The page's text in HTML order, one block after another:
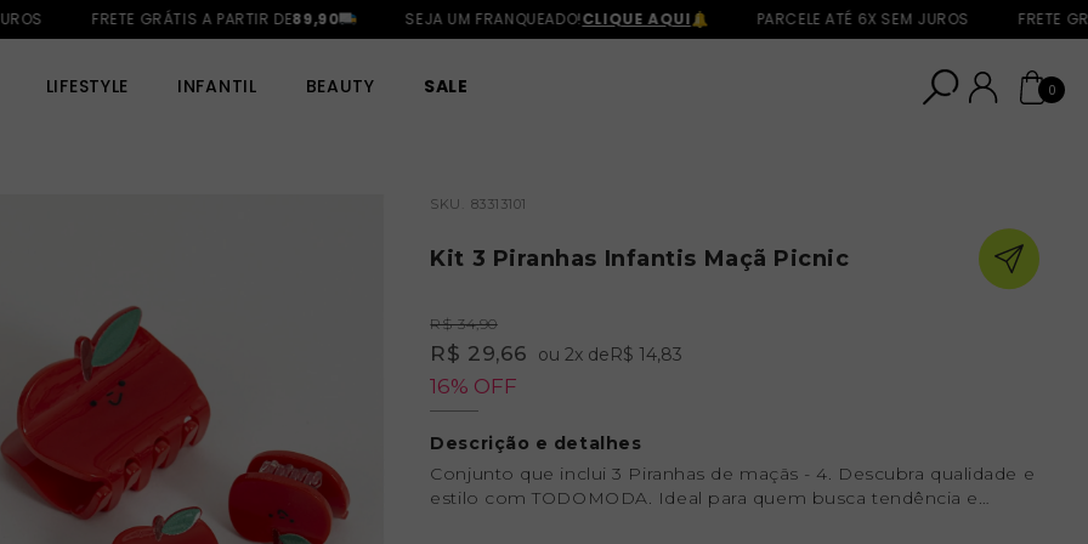
FRETE GRÁTIS A PARTIR DE 89,90 SEJA UM FRANQUEADO!CLIQUE AQUI PARCELE ATÉ 6X SEM JUROS FRETE
LIFESTYLE INFANTIL BEAUTY SALE 0
SKU. 83313101
Kit 3 Piranhas Infantis Maçã Picnic
R$ 34,90
R$ 29,66 ou 2xdeR$ 14,83
16% OFF
Descrição e detalhes
Conjunto que inclui 3 Piranhas de maçãs - 4. Descubra qualidade e
estilo com TODOMODA. Ideal para quem busca tendência e